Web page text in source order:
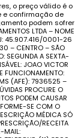
o preço válido é o
e confirmação de
podem sofrer
LTDA – NOME
45.907.416/0001-26
– CENTRO – SÃO
SEGUNDA A SEXTA-
JOAO VICTOR
FUNCIONAMENTO:
(AFE): 7936525 –
PROCURE O
PODEM CAUSAR
SE COM O
MÉDICA SÓ
RECEITA
MAIL: